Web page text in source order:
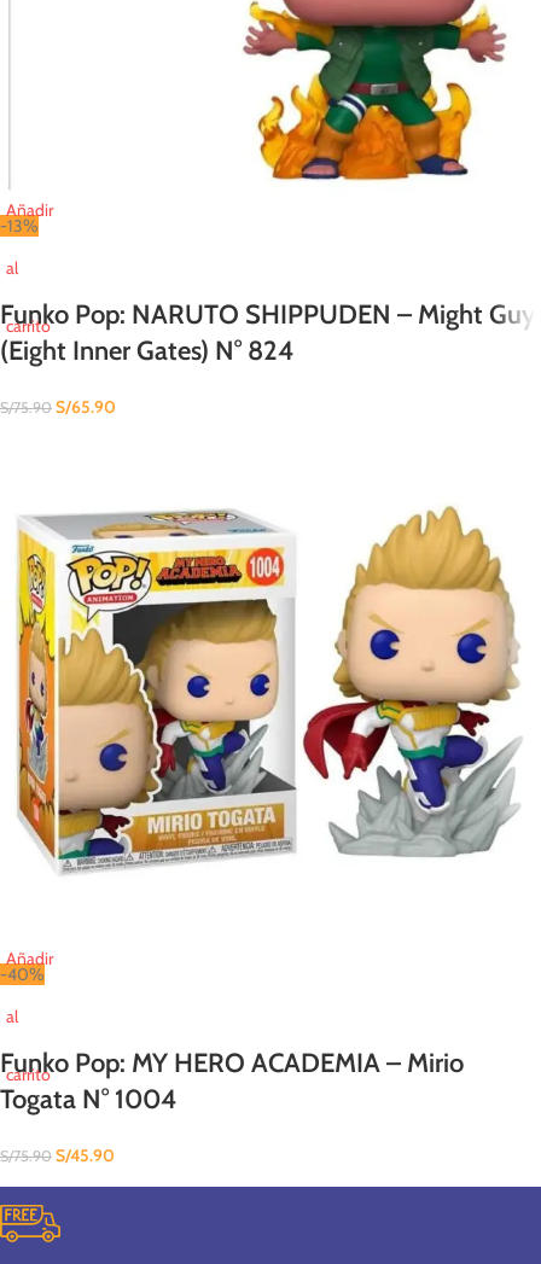
-13%
Añadir
al
carrito
Funko Pop: NARUTO SHIPPUDEN – Might Guy
(Eight Inner Gates) N° 824
S/75.90 S/65.90
-40%
Añadir
al
carrito
Funko Pop: MY HERO ACADEMIA – Mirio
Togata N° 1004
S/75.90 S/45.90